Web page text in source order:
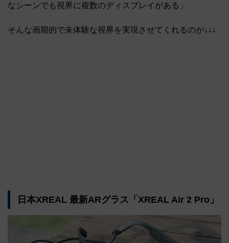
なシーンでも視界に複数のディスプレイがある」
そんな画期的で未体験な視界を実現させてくれるのが↓↓↓
日本XREAL 最新ARグラス「XREAL Air 2 Pro」